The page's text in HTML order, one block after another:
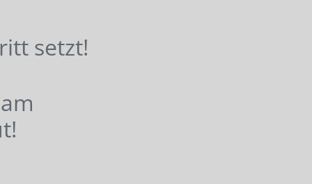
setzt!